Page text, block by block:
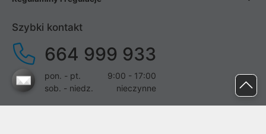
Szybki kontakt
664 999 933
pon. - pt.
9:00 - 17:00
sob. - niedz.
nieczynne